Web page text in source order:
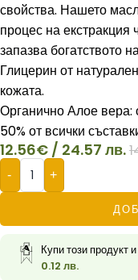
свойства. Нашето
процес на екстракция
запазва богатството
Глицерин от
кожата.
Органично Алое вера:
50% от всички
12.56€ / 24.57 лв.
- +
Купи този продукт
0.12 лв.